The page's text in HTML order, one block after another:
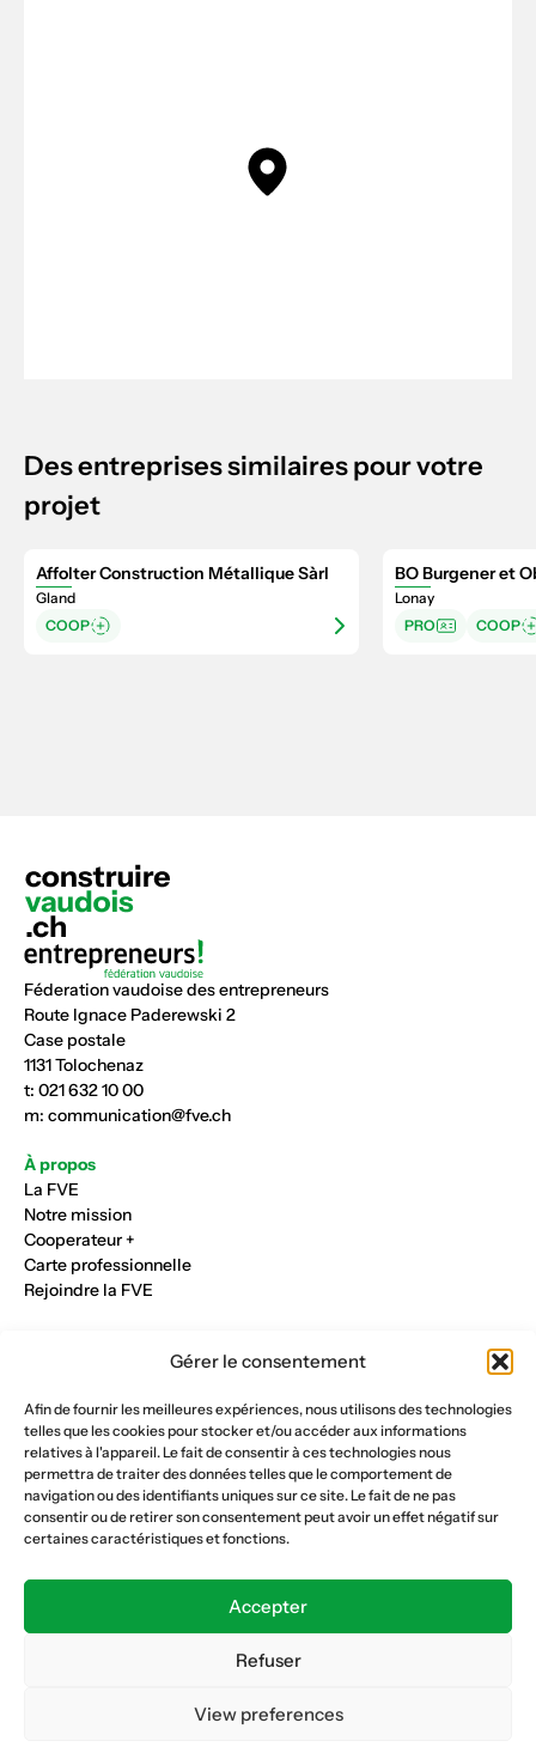
Gérer le consentement
Afin de fournir les meilleures expériences, nous utilisons des technologies
telles que les cookies pour stocker et/ou accéder aux informations
relatives à l'appareil. Le fait de consentir à ces technologies nous
permettra de traiter des données telles que le comportement de
navigation ou des identifiants uniques sur ce site. Le fait de ne pas
consentir ou de retirer son consentement peut avoir un effet négatif sur
certaines caractéristiques et fonctions.
Accepter
Refuser
View preferences
Des entreprises similaires pour votre
projet
Affolter Construction Métallique Sàrl
Gland
COOP
BO Burgener et
Lonay
PRO
COOP
Féderation vaudoise des entrepreneurs
Route Ignace Paderewski 2
Case postale
1131 Tolochenaz
t: 021 632 10 00
m: communication@fve.ch
À propos
La FVE
Notre mission
Cooperateur +
Carte professionnelle
Rejoindre la FVE
Maçonnerie et génie civil
Parqueterie et sols
Menuiserie et bois
Plâtrerie et peinture
Nous suivre
Formation continue
Caisse AVS 66.1